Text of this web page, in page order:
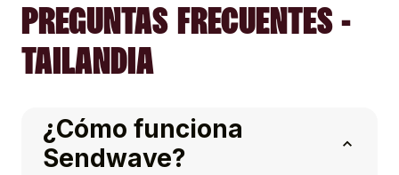
PREGUNTAS FRECUENTES -
TAILANDIA
¿Cómo funciona
Sendwave?